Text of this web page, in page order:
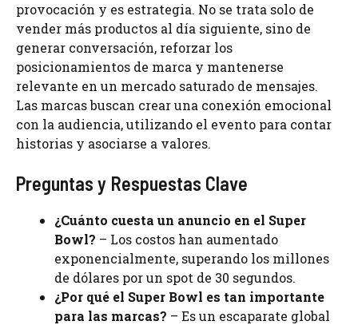
provocación y es estrategia. No se trata solo de
vender más productos al día siguiente, sino de
generar conversación, reforzar los
posicionamientos de marca y mantenerse
relevante en un mercado saturado de mensajes.
Las marcas buscan crear una conexión emocional
con la audiencia, utilizando el evento para contar
historias y asociarse a valores.
Preguntas y Respuestas Clave
¿Cuánto cuesta un anuncio en el Super
Bowl? – Los costos han aumentado
exponencialmente, superando los millones
de dólares por un spot de 30 segundos.
¿Por qué el Super Bowl es tan importante
para las marcas? – Es un escaparate global